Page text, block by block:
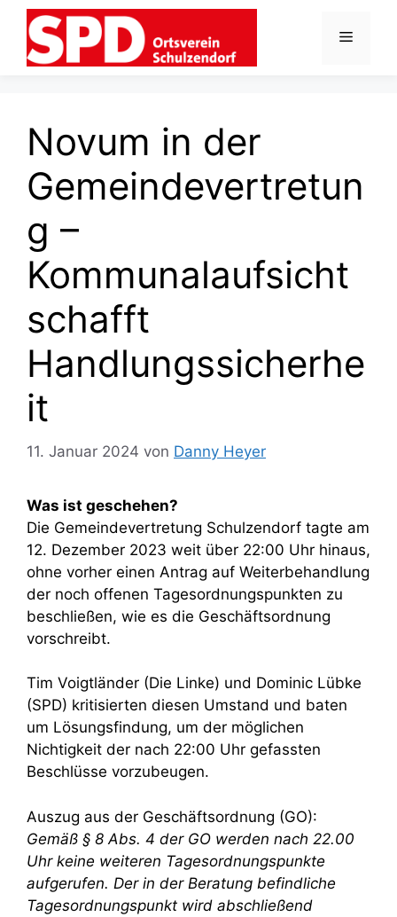
Zum
Inhalt
springen
Menü
Novum in der
Gemeindevertretun
g –
Kommunalaufsicht
schafft
Handlungssicherhe
it
11. Januar 2024 von Danny Heyer
Was ist geschehen?
Die Gemeindevertretung Schulzendorf tagte am
12. Dezember 2023 weit über 22:00 Uhr hinaus,
ohne vorher einen Antrag auf Weiterbehandlung
der noch offenen Tagesordnungspunkten zu
beschließen, wie es die Geschäftsordnung
vorschreibt.
Tim Voigtländer (Die Linke) und Dominic Lübke
(SPD) kritisierten diesen Umstand und baten
um Lösungsfindung, um der möglichen
Nichtigkeit der nach 22:00 Uhr gefassten
Beschlüsse vorzubeugen.
Auszug aus der Geschäftsordnung (GO):
Gemäß § 8 Abs. 4 der GO werden nach 22.00
Uhr keine weiteren Tagesordnungspunkte
aufgerufen. Der in der Beratung befindliche
Tagesordnungspunkt wird abschließend